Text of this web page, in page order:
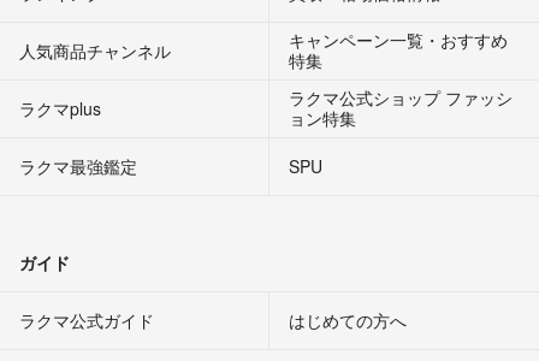
人気商品チャンネル
キャンペーン一覧・おすすめ
特集
ラクマplus
ラクマ公式ショップ ファッシ
ョン特集
ラクマ最強鑑定
SPU
ガイド
ラクマ公式ガイド はじめての方へ